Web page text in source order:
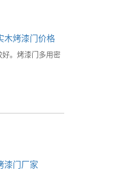
木烤漆门价格
。烤漆门多用密
漆门厂家